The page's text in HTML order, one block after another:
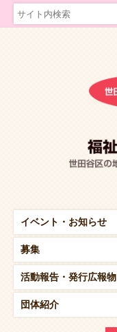
イベント・ お知らせ
募集
活動報告・ 発行広報物
団体紹介